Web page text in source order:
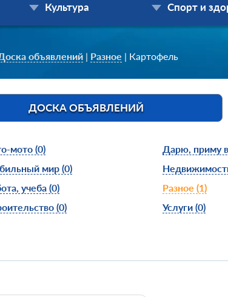
Культура Спорт и
объявлений | Разное | Картофель
ДОСКА ОБЪЯВЛЕНИЙ
мото (0) Дарю, приму
мир (0)
учеба (0) Разное (1)
(0) Услуги (0)